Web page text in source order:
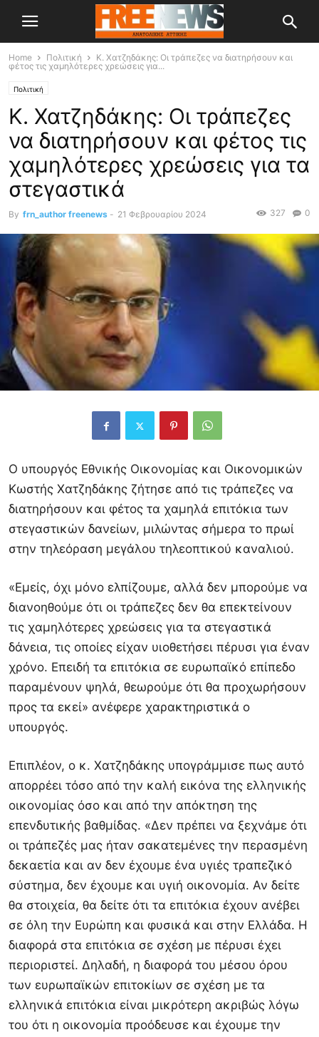
Home Πολιτική
Κ. Χατζηδάκης: Οι τράπεζες να διατηρήσουν και
φέτος τις χαμηλότερες χρεώσεις για...
Πολιτική
Κ. Χατζηδάκης: Οι τράπεζες
να διατηρήσουν και φέτος τις
χαμηλότερες χρεώσεις για τα
στεγαστικά
By frn_author freenews - 21 Φεβρουαρίου 2024 0
327
O υπουργός Εθνικής Οικονομίας και Οικονομικών
Κωστής Χατζηδάκης ζήτησε από τις τράπεζες να
διατηρήσουν και φέτος τα χαμηλά επιτόκια των
στεγαστικών δανείων, μιλώντας σήμερα το πρωί
στην τηλεόραση μεγάλου τηλεοπτικού καναλιού.
«Εμείς, όχι μόνο ελπίζουμε, αλλά δεν μπορούμε να
διανοηθούμε ότι οι τράπεζες δεν θα επεκτείνουν
τις χαμηλότερες χρεώσεις για τα στεγαστικά
δάνεια, τις οποίες είχαν υιοθετήσει πέρυσι για έναν
χρόνο. Επειδή τα επιτόκια σε ευρωπαϊκό επίπεδο
παραμένουν ψηλά, θεωρούμε ότι θα προχωρήσουν
προς τα εκεί» ανέφερε χαρακτηριστικά ο
υπουργός.
Επιπλέον, ο κ. Χατζηδάκης υπογράμμισε πως αυτό
απορρέει τόσο από την καλή εικόνα της ελληνικής
οικονομίας όσο και από την απόκτηση της
επενδυτικής βαθμίδας. «Δεν πρέπει να ξεχνάμε ότι
οι τράπεζές μας ήταν σακατεμένες την περασμένη
δεκαετία και αν δεν έχουμε ένα υγιές τραπεζικό
σύστημα, δεν έχουμε και υγιή οικονομία. Αν δείτε
θα στοιχεία, θα δείτε ότι τα επιτόκια έχουν ανέβει
σε όλη την Ευρώπη και φυσικά και στην Ελλάδα. Η
διαφορά στα επιτόκια σε σχέση με πέρυσι έχει
περιοριστεί. Δηλαδή, η διαφορά του μέσου όρου
των ευρωπαϊκών επιτοκίων σε σχέση με τα
ελληνικά επιτόκια είναι μικρότερη ακριβώς λόγω
του ότι η οικονομία προόδευσε και έχουμε την